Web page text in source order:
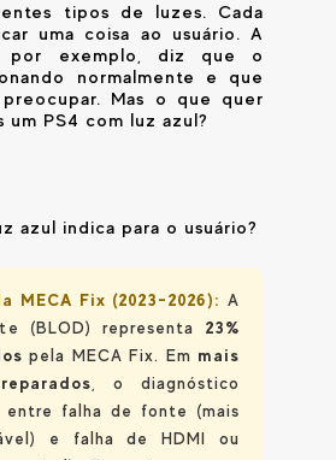
tipos de luzes. Cada
uma coisa ao usuário. A
por exemplo, diz que o
normalmente e que
Mas o que quer
PS4 com luz azul?
azul indica para o usuário?
MECA Fix (2023–2026): A
(BLOD) representa 23%
pela MECA Fix. Em mais
, o diagnóstico
falha de fonte (mais
e falha de HDMI ou